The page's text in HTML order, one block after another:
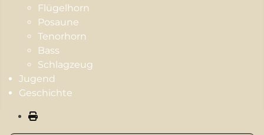
Flügelhorn
Posaune
Tenorhorn
Bass
Schlagzeug
Jugend
Geschichte